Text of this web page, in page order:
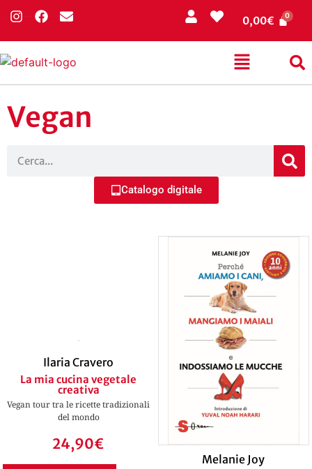
0,00€
Vegan
Catalogo digitale
Ilaria Cravero
La mia cucina vegetale
creativa
Vegan tour tra le ricette tradizionali
del mondo
24,90€
Melanie Joy